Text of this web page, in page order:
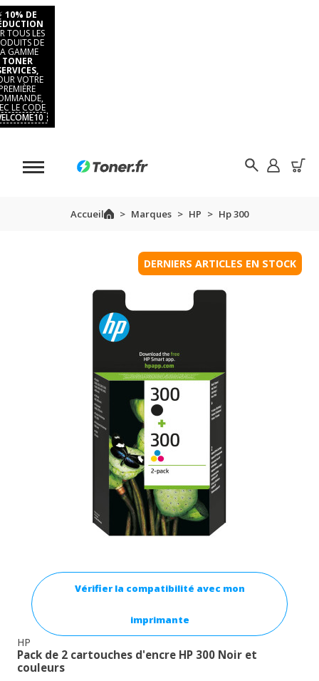
10% DE
TOUS LES
DE
GAMME
TONER
VOTRE
LE CODE
Accueil Marques HP Hp 300
DERNIERS ARTICLES EN STOCK
Vérifier la compatibilité avec mon
imprimante
HP
Pack de 2 cartouches d'encre HP 300 Noir et
couleurs